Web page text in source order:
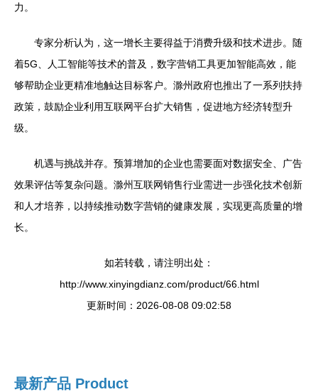
力。
专家分析认为，这一增长主要得益于消费升级和技术进步。随
着5G、人工智能等技术的普及，数字营销工具更加智能高效，能
够帮助企业更精准地触达目标客户。滁州政府也推出了一系列扶持
政策，鼓励企业利用互联网平台扩大销售，促进地方经济转型升
级。
机遇与挑战并存。预算增加的企业也需要面对数据安全、广告
效果评估等复杂问题。滁州互联网销售行业需进一步强化技术创新
和人才培养，以持续推动数字营销的健康发展，实现更高质量的增
长。
如若转载，请注明出处：
http://www.xinyingdianz.com/product/66.html
更新时间：2026-08-08 09:02:58
最新产品 Product